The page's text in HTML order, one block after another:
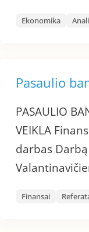
Ekonomika
Pasaulio
PASAULIO
VEIKLA
darbas
Finansai